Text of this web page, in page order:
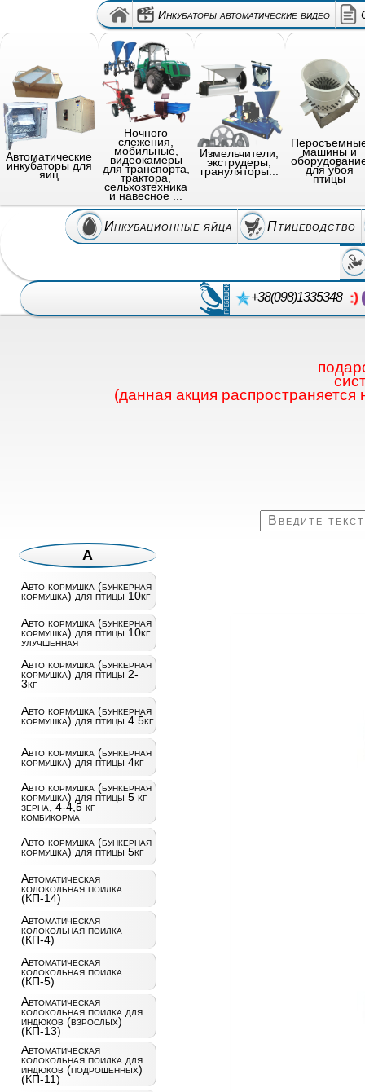
Инкубаторы автоматические видео
Автоматические
инкубаторы для
яиц
Ночного
слежения,
мобильные,
видеокамеры
для транспорта,
трактора,
сельхозтехника
и навесное ...
Измельчители,
экструдеры,
грануляторы...
машины и
для убоя
птицы
Инкубационные яйца Птицеводство
+38(098)1335348
(данная акция
А
Авто кормушка (бункерная
кормушка) для птицы 10кг
Авто кормушка (бункерная
кормушка) для птицы 10кг
улучшенная
Авто кормушка (бункерная
кормушка) для птицы 2-
3кг
Авто кормушка (бункерная
кормушка) для птицы 4.5кг
Авто кормушка (бункерная
кормушка) для птицы 4кг
Авто кормушка (бункерная
кормушка) для птицы 5 кг
зерна, 4-4,5 кг
комбикорма
Авто кормушка (бункерная
кормушка) для птицы 5кг
Автоматическая
колокольная поилка
(КП-14)
Автоматическая
колокольная поилка
(КП-4)
Автоматическая
колокольная поилка
(КП-5)
Автоматическая
колокольная поилка для
индюков (взрослых)
(КП-13)
Автоматическая
колокольная поилка для
индюков (подрощенных)
(КП-11)